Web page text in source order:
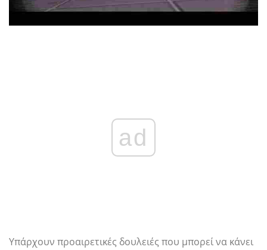
ad
Υπάρχουν προαιρετικές δουλειές που μπορεί να κάνει